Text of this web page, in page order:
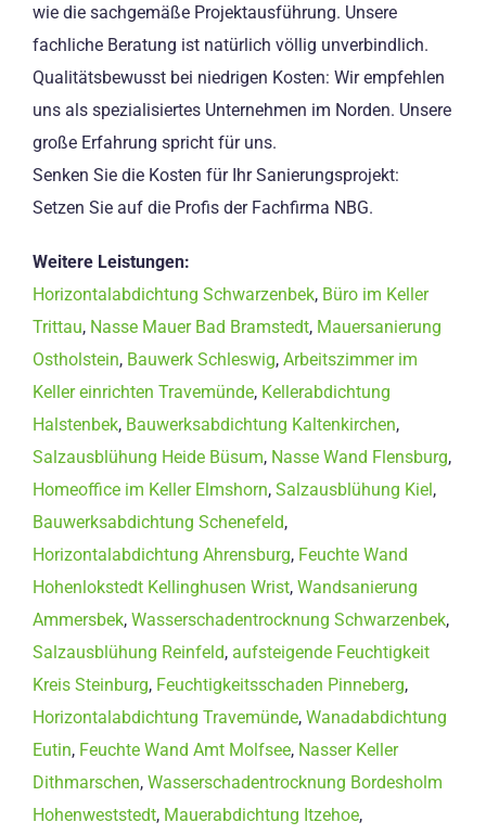
wie die sachgemäße Projektausführung. Unsere
fachliche Beratung ist natürlich völlig unverbindlich.
Qualitätsbewusst bei niedrigen Kosten: Wir empfehlen
uns als spezialisiertes Unternehmen im Norden. Unsere
große Erfahrung spricht für uns.
Senken Sie die Kosten für Ihr Sanierungsprojekt:
Setzen Sie auf die Profis der Fachfirma NBG.
Weitere Leistungen:
Horizontalabdichtung Schwarzenbek, Büro im Keller
Trittau, Nasse Mauer Bad Bramstedt, Mauersanierung
Ostholstein, Bauwerk Schleswig, Arbeitszimmer im
Keller einrichten Travemünde, Kellerabdichtung
Halstenbek, Bauwerksabdichtung Kaltenkirchen,
Salzausblühung Heide Büsum, Nasse Wand Flensburg,
Homeoffice im Keller Elmshorn, Salzausblühung Kiel,
Bauwerksabdichtung Schenefeld,
Horizontalabdichtung Ahrensburg, Feuchte Wand
Hohenlokstedt Kellinghusen Wrist, Wandsanierung
Ammersbek, Wasserschadentrocknung Schwarzenbek,
Salzausblühung Reinfeld, aufsteigende Feuchtigkeit
Kreis Steinburg, Feuchtigkeitsschaden Pinneberg,
Horizontalabdichtung Travemünde, Wanadabdichtung
Eutin, Feuchte Wand Amt Molfsee, Nasser Keller
Dithmarschen, Wasserschadentrocknung Bordesholm
Hohenweststedt, Mauerabdichtung Itzehoe,